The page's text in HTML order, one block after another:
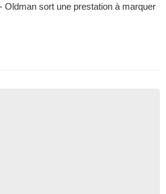
Oldman sort une prestation à marquer